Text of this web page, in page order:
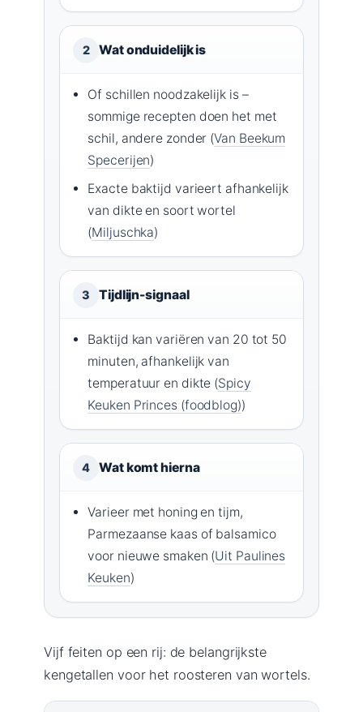
2 Wat onduidelijk is
Of schillen noodzakelijk is –
sommige recepten doen het met
schil, andere zonder (Van Beekum
Specerijen)
Exacte baktijd varieert afhankelijk
van dikte en soort wortel
(Miljuschka)
3 Tijdlijn-signaal
Baktijd kan variëren van 20 tot 50
minuten, afhankelijk van
temperatuur en dikte (Spicy
Keuken Princes (foodblog))
4 Wat komt hierna
Varieer met honing en tijm,
Parmezaanse kaas of balsamico
voor nieuwe smaken (Uit Paulines
Keuken)
Vijf feiten op een rij: de belangrijkste
kengetallen voor het roosteren van wortels.